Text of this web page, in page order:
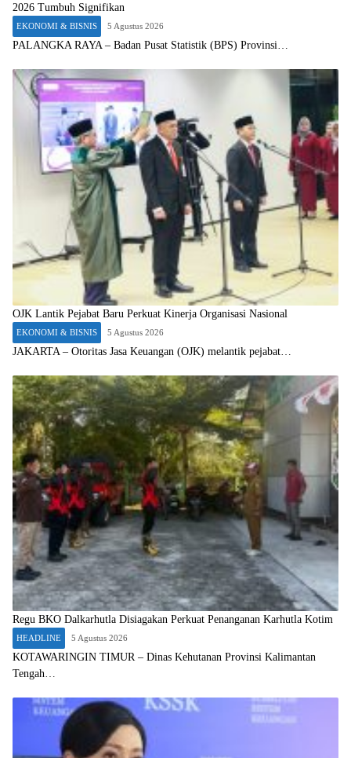
2026 Tumbuh Signifikan
EKONOMI & BISNIS 5 Agustus 2026
PALANGKA RAYA – Badan Pusat Statistik (BPS) Provinsi…
OJK Lantik Pejabat Baru Perkuat Kinerja Organisasi Nasional
EKONOMI & BISNIS 5 Agustus 2026
JAKARTA – Otoritas Jasa Keuangan (OJK) melantik pejabat…
Regu BKO Dalkarhutla Disiagakan Perkuat Penanganan Karhutla Kotim
HEADLINE 5 Agustus 2026
KOTAWARINGIN TIMUR – Dinas Kehutanan Provinsi Kalimantan
Tengah…